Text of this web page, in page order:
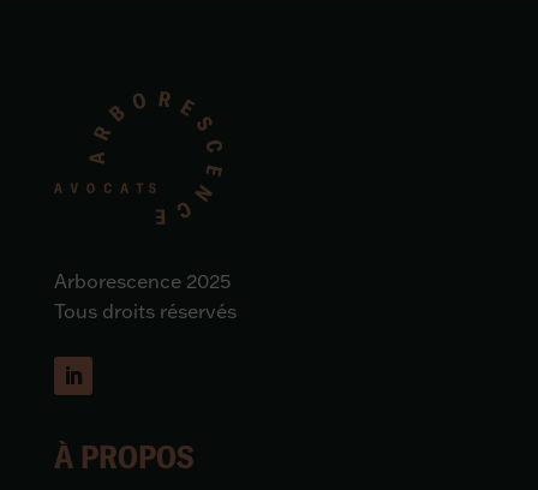
Arborescence 2025
Tous droits réservés
À PROPOS